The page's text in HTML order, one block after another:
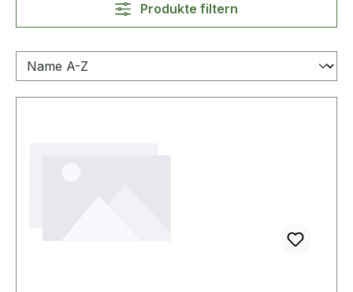
Produkte filtern